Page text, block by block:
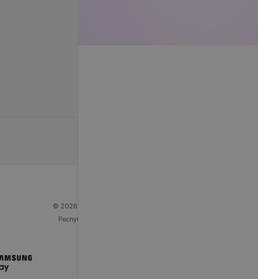
© 2026 ООО «Артокс Лаб», УНП 191700409
Республика Беларусь, г. Минск, улица Толбухина, 2,